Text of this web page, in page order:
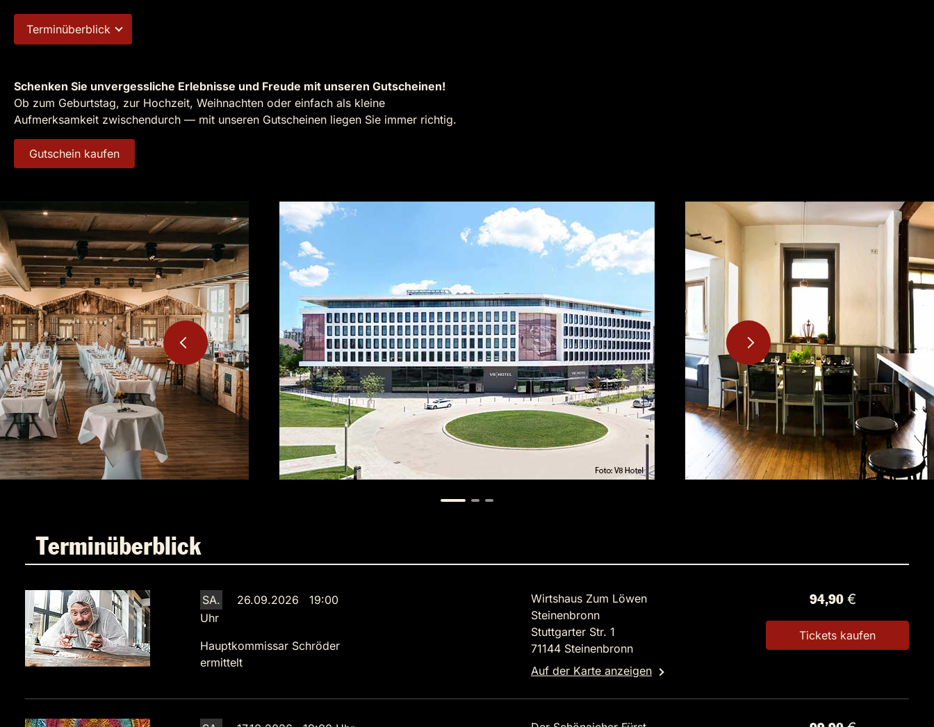
Terminüberblick
Schenken Sie unvergessliche Erlebnisse und Freude mit unseren Gutscheinen!
Ob zum Geburtstag, zur Hochzeit, Weihnachten oder einfach als kleine
Aufmerksamkeit zwischendurch — mit unseren Gutscheinen liegen Sie immer richtig.
Gutschein kaufen
Terminüberblick
SA.
26.09.2026 19:00
Uhr
Hauptkommissar Schröder
ermittelt
Wirtshaus Zum Löwen
Steinenbronn
Stuttgarter Str. 1
71144 Steinenbronn
Auf der Karte anzeigen
94,90 €
Tickets kaufen